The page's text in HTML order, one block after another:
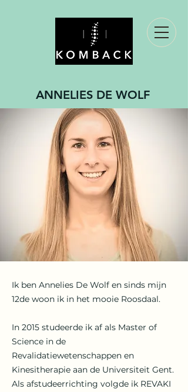
ANNELIES DE WOLF
Ik ben Annelies De Wolf en sinds mijn
12de woon ik in het mooie Roosdaal.
In 2015 studeerde ik af als Master of
Science in de
Revalidatiewetenschappen en
Kinesitherapie aan de Universiteit Gent.
Als afstudeerrichting volgde ik REVAKI